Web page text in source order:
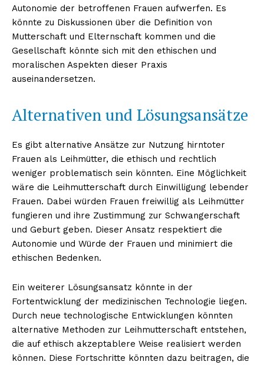
Autonomie der betroffenen Frauen aufwerfen. Es
könnte zu Diskussionen über die Definition von
Mutterschaft und Elternschaft kommen und die
Gesellschaft könnte sich mit den ethischen und
moralischen Aspekten dieser Praxis
auseinandersetzen.
Alternativen und Lösungsansätze
Es gibt alternative Ansätze zur Nutzung hirntoter
Frauen als Leihmütter, die ethisch und rechtlich
weniger problematisch sein könnten. Eine Möglichkeit
wäre die Leihmutterschaft durch Einwilligung lebender
Frauen. Dabei würden Frauen freiwillig als Leihmütter
fungieren und ihre Zustimmung zur Schwangerschaft
und Geburt geben. Dieser Ansatz respektiert die
Autonomie und Würde der Frauen und minimiert die
ethischen Bedenken.
Ein weiterer Lösungsansatz könnte in der
Fortentwicklung der medizinischen Technologie liegen.
Durch neue technologische Entwicklungen könnten
alternative Methoden zur Leihmutterschaft entstehen,
die auf ethisch akzeptablere Weise realisiert werden
können. Diese Fortschritte könnten dazu beitragen, die